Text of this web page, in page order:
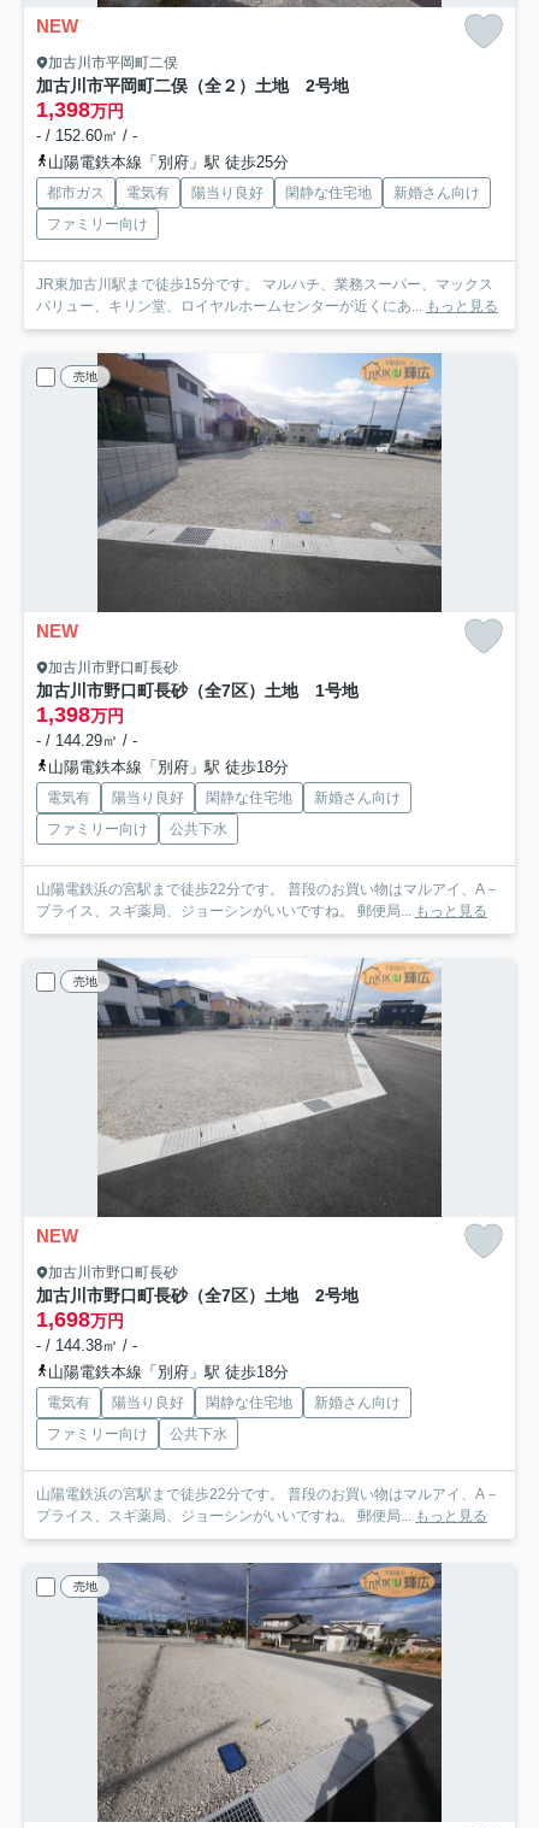
NEW
加古川市平岡町二俣
加古川市平岡町二俣（全２）土地 2号地
1,398万円
- / 152.60㎡ / -
山陽電鉄本線「別府」駅 徒歩25分
都市ガス 電気有 陽当り良好 閑静な住宅地
新婚さん向け
ファミリー向け
JR東加古川駅まで徒歩15分です。 マルハチ、業務スーパー、マックス
バリュー、キリン堂、ロイヤルホームセンターが近くにあ... もっと見る
売地
NEW
加古川市野口町長砂
加古川市野口町長砂（全7区）土地 1号地
1,398万円
- / 144.29㎡ / -
山陽電鉄本線「別府」駅 徒歩18分
電気有 陽当り良好 閑静な住宅地
新婚さん向け
ファミリー向け
公共下水
山陽電鉄浜の宮駅まで徒歩22分です。 普段のお買い物はマルアイ、A－
プライス、スギ薬局、ジョーシンがいいですね。 郵便局... もっと見る
売地
NEW
加古川市野口町長砂
加古川市野口町長砂（全7区）土地 2号地
1,698万円
- / 144.38㎡ / -
山陽電鉄本線「別府」駅 徒歩18分
電気有 陽当り良好 閑静な住宅地
新婚さん向け
ファミリー向け
公共下水
山陽電鉄浜の宮駅まで徒歩22分です。 普段のお買い物はマルアイ、A－
プライス、スギ薬局、ジョーシンがいいですね。 郵便局... もっと見る
売地